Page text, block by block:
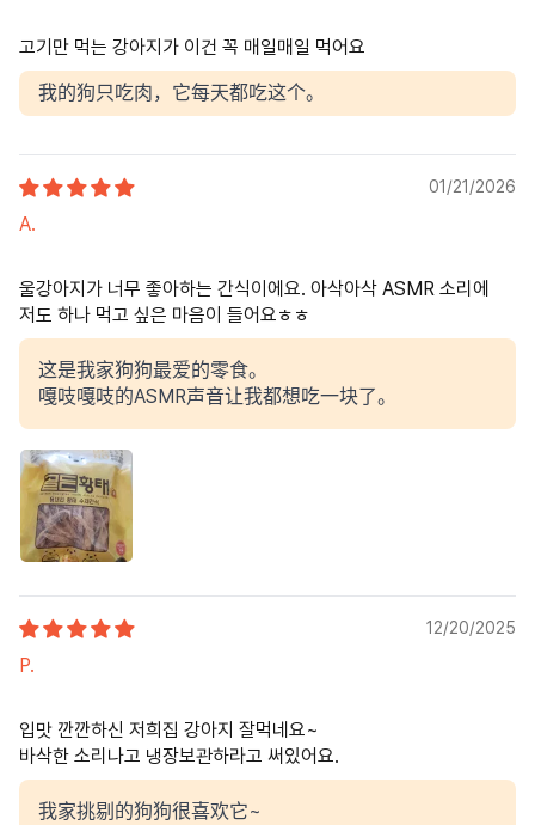
고기만 먹는 강아지가 이건 꼭 매일매일 먹어요
我的狗只吃肉，它每天都吃这个。
01/21/2026
A.
울강아지가 너무 좋아하는 간식이에요. 아삭아삭 ASMR 소리에
저도 하나 먹고 싶은 마음이 들어요ㅎㅎ
这是我家狗狗最爱的零食。
嘎吱嘎吱的ASMR声音让我都想吃一块了。
12/20/2025
P.
입맛 깐깐하신 저희집 강아지 잘먹네요~
바삭한 소리나고 냉장보관하라고 써있어요.
我家挑剔的狗狗很喜欢它~